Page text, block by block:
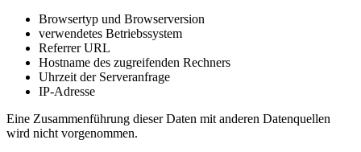
Browsertyp und Browserversion
verwendetes Betriebssystem
Referrer URL
Hostname des zugreifenden Rechners
Uhrzeit der Serveranfrage
IP-Adresse
Eine Zusammenführung dieser Daten mit anderen Datenquellen
wird nicht vorgenommen.